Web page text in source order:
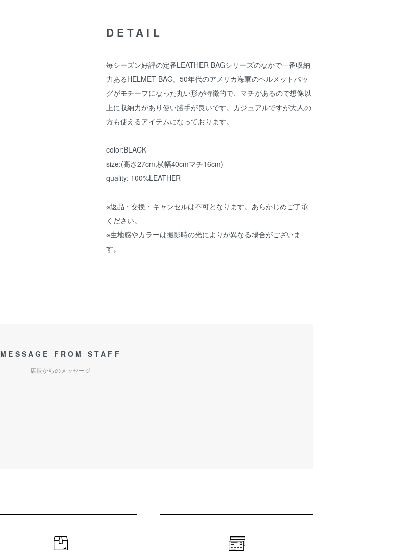
DETAIL
毎シーズン好評の定番LEATHER BAGシリーズのなかで一番収納
力あるHELMET BAG。50年代のアメリカ海軍のヘルメットバッ
グがモチーフになった丸い形が特徴的で、マチがあるので想像以
上に収納力があり使い勝手が良いです。カジュアルですが大人の
方も使えるアイテムになっております。
color:BLACK
size:(高さ27cm,横幅40cmマチ16cm)
quality: 100%LEATHER
※返品・交換・キャンセルは不可となります。あらかじめご了承
ください。
※生地感やカラーは撮影時の光によりが異なる場合がございま
す。
MESSAGE FROM STAFF
店長からのメッセージ